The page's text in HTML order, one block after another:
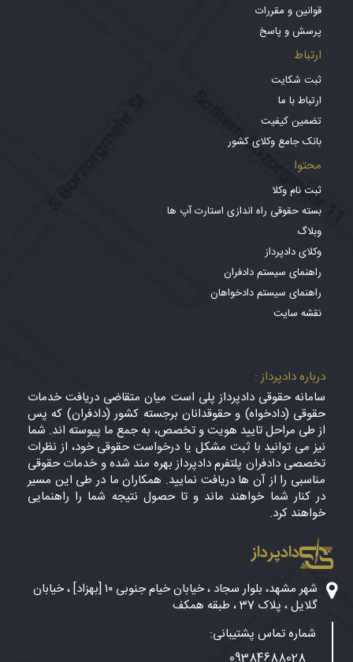
قوانین و مقررات
پرسش و پاسخ
ارتباط
ثبت شکایت
ارتباط با ما
تضمین کیفیت
بانک جامع وکلای کشور
محتوا
ثبت نام وکلا
بسته حقوقی راه اندازی استارت آپ ها
وبلاگ
وکلای دادپرداز
راهنمای سیستم دادفران
راهنمای سیستم دادخواهان
نقشه سایت
درباره دادپرداز :
سامانه حقوقی دادپرداز پلی است میان متقاضی دریافت خدمات
حقوقی (دادخواه) و حقوقدانان برجسته کشور (دادفران) که پس
از طی مراحل تایید هویت و تخصص، به جمع ما پیوسته اند. شما
نیز می توانید با ثبت مشکل یا درخواست حقوقی خود، از نظرات
تخصصی دادفران پلتفرم دادپرداز بهره مند شده و خدمات حقوقی
مناسبی را از آن ها دریافت نمایید. همکاران ما در طی این مسیر
در کنار شما خواهند ماند و تا حصول نتیجه شما را راهنمایی
خواهند کرد.
دادپرداز
شهر مشهد، بلوار سجاد ، خیابان خیام جنوبی ۱۰ [بهزاد] ، خیابان
گلایل ، پلاک 37 ، طبقه همکف
شماره تماس پشتیبانی: